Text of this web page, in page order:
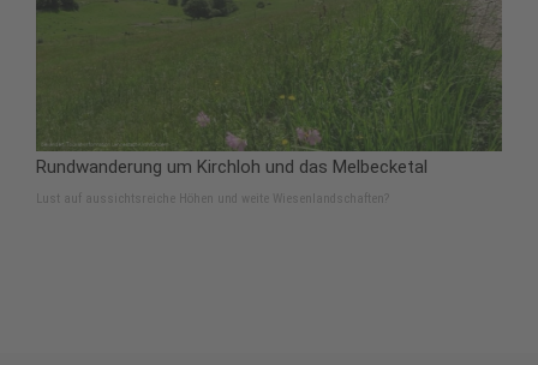
Rundwanderung um Kirchloh und das Melbecketal
Lust auf aussichtsreiche Höhen und weite Wiesenlandschaften?